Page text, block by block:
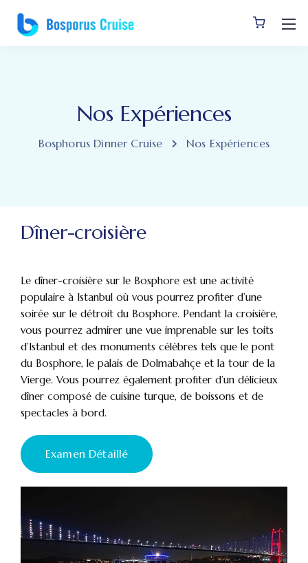
Nos Expériences
Bosphorus Dinner Cruise Nos Expériences
Dîner-croisière
Le dîner-croisière sur le Bosphore est une activité
populaire à Istanbul où vous pourrez profiter d’une
soirée sur le détroit du Bosphore. Pendant la croisière,
vous pourrez admirer une vue imprenable sur les toits
d’Istanbul et des monuments célèbres tels que le pont
du Bosphore, le palais de Dolmabahçe et la tour de la
Vierge. Vous pourrez également profiter d’un délicieux
dîner composé de cuisine turque, de boissons et de
spectacles à bord.
Examen Détaillé